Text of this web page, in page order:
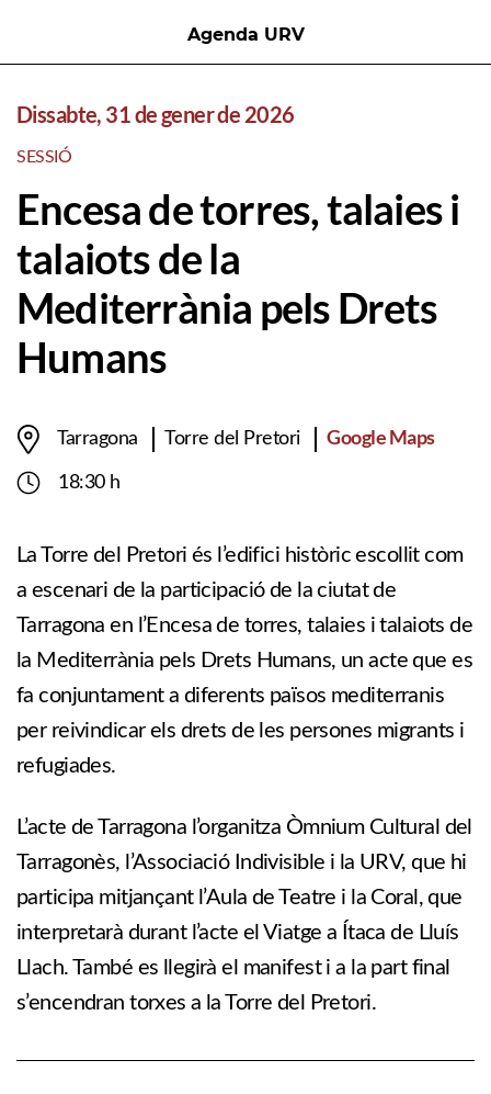
Agenda URV
Dissabte, 31 de gener de 2026
SESSIÓ
Encesa de torres, talaies i
talaiots de la
Mediterrània pels Drets
Humans
Tarragona Torre del Pretori Google Maps
18:30 h
La Torre del Pretori és l’edifici històric escollit com
a escenari de la participació de la ciutat de
Tarragona en l’Encesa de torres, talaies i talaiots de
la Mediterrània pels Drets Humans, un acte que es
fa conjuntament a diferents països mediterranis
per reivindicar els drets de les persones migrants i
refugiades.
L’acte de Tarragona l’organitza Òmnium Cultural del
Tarragonès, l’Associació Indivisible i la URV, que hi
participa mitjançant l’Aula de Teatre i la Coral, que
interpretarà durant l’acte el Viatge a Ítaca de Lluís
Llach. També es llegirà el manifest i a la part final
s’encendran torxes a la Torre del Pretori.